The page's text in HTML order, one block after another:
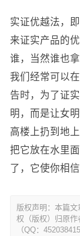
实证优越法，
来证实产品的
谁，当然谁也
我们经常可以
告时，为了证
明，而是让女
高楼上扔到地
把它放在水里
了，它使你相
版权声明：本篇
权（版权）归原
（QQ：